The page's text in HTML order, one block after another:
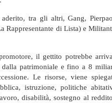
tra gli altri, Gang,
Rappresentante di Lista) e
il gettito potrebbe
patrimoniale e fino a 8
Le risorse, viene
istruzione, politiche
disabilità, sostegno al